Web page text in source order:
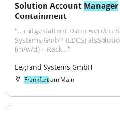
Solution Account Manager
Containment
"...mitgestalten? Dann werden
Systems GmbH (LDCS)
(m/w/d) – Rack..."
Legrand Systems GmbH
Frankfurtam Main